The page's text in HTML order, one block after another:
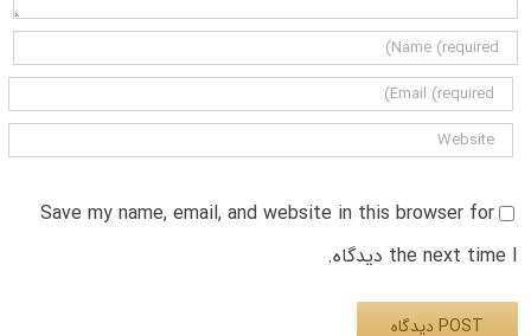
Save my name, email, and website in this browser for
the next time I دیدگاه.